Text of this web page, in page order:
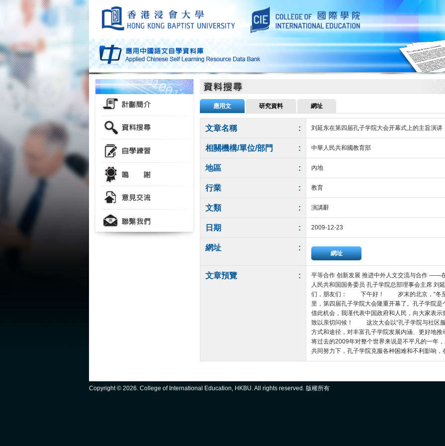
應用文 研究資料 網址
文章名稱 : 刘延东在第四届孔子学院大会开幕式上的主旨演讲
相關機構/單位/部門 : 中華人民共和國教育部
地區 : 內地
行業 : 教育
文類 : 演講辭
日期 : 2009-12-23
網址 :
網址
文章預覽 :
平等合作 创新发展 推进中外人文交流与合作 ――
人民共和国国务委员 孔子学院总部理事会主
们，朋友们： 下午好！ 岁末的北京，“冬至
里，第四届孔子学院大会隆重开幕了。孔子学院是
借此机会，我谨代表中国政府和人民，向大家表
致以亲切问候！ 这次大会以“孔子学院与社区服
方式和途径，对丰富孔子学院发展内涵、更好
将过去的2009年对整个世界来说是不平凡的一年
共同努力下，孔子学院克服各种困难和不利影响，
Copyright © 2026. College of International Education, HKBU. All rights reserved. 版權所有